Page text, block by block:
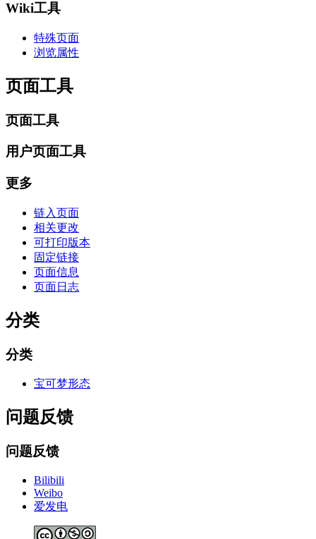
Wiki工具
特殊页面
浏览属性
页面工具
页面工具
用户页面工具
更多
链入页面
相关更改
可打印版本
固定链接
页面信息
页面日志
分类
分类
宝可梦形态
问题反馈
问题反馈
Bilibili
Weibo
爱发电